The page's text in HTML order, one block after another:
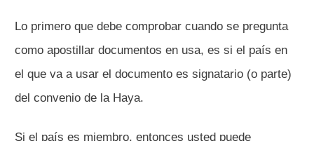
Lo primero que debe comprobar cuando se pregunta
como apostillar documentos en usa, es si el país en
el que va a usar el documento es signatario (o parte)
del convenio de la Haya.
Si el país es miembro, entonces usted puede